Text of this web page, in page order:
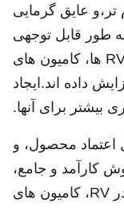
عایق گرمایی
طور قابل توجهی
رقابت مشتریان را در صنایع مانند RV ها، کامیون های
داده اند.ایجاد
بیشتر برای آنها.
اعتماد محصول، و
کارآمد و جامع،
RunSing بیش از 300 مشتری در RV، کامیون های